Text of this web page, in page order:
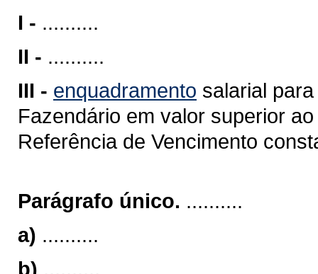
I - ..........
II - ..........
III - enquadramento salarial
Fazendário em valor superior
Referência de Vencimento
Parágrafo único. ..........
a) ..........
b) ..........